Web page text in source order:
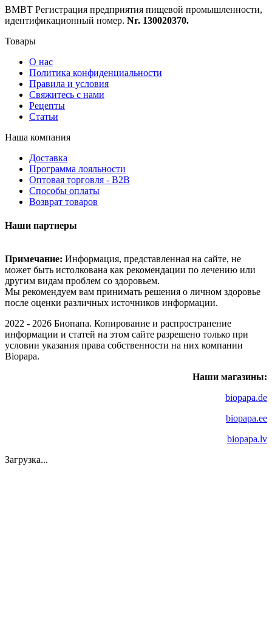
ВМВТ Регистрация предприятия пищевой промышленности,
идентификационный номер. Nr. 130020370.
Товары
О нас
Политика конфиденциальности
Правила и условия
Свяжитесь с нами
Рецепты
Статьи
Наша компания
Доставка
Программа лояльности
Оптовая торговля - B2B
Способы оплаты
Возврат товаров
Наши партнеры
Примечание: Информация, представленная на сайте, не
может быть истолкована как рекомендации по лечению или
другим видам проблем со здоровьем.
Мы рекомендуем вам принимать решения о личном здоровье
после оценки различных источников информации.
2022 - 2026 Биопапа. Копирование и распространение
информации и статей на этом сайте разрешено только при
условии указания права собственности на них компании
Biopapa.
Наши магазины:
biopapa.de
biopapa.ee
biopapa.lv
Загрузка...